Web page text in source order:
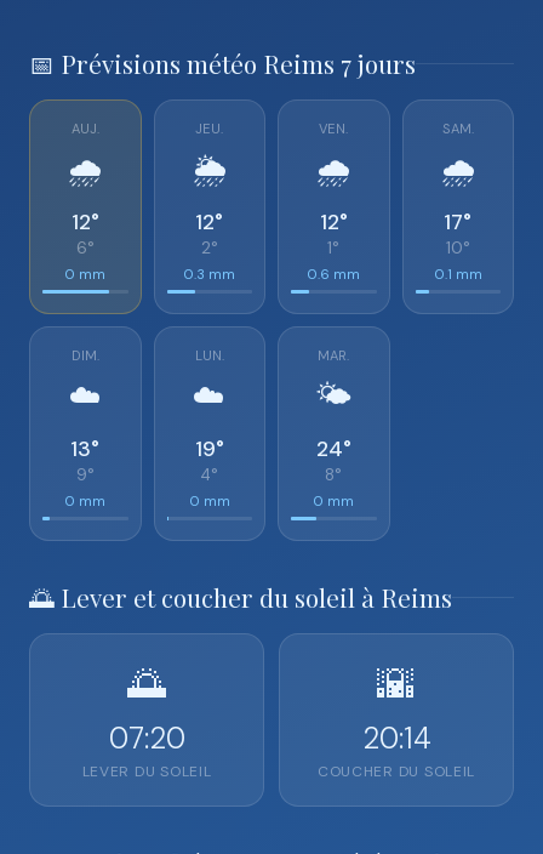
📅 Prévisions météo Reims 7 jours
AUJ.
🌧️
12°
6°
0 mm
JEU.
🌦️
12°
2°
0.3 mm
VEN.
🌧️
12°
1°
0.6 mm
SAM.
🌧️
17°
10°
0.1 mm
DIM.
☁️
13°
9°
0 mm
LUN.
☁️
19°
4°
0 mm
MAR.
🌤️
24°
8°
0 mm
🌅 Lever et coucher du soleil à Reims
🌅
07:20
LEVER DU SOLEIL
🌇
20:14
COUCHER DU SOLEIL